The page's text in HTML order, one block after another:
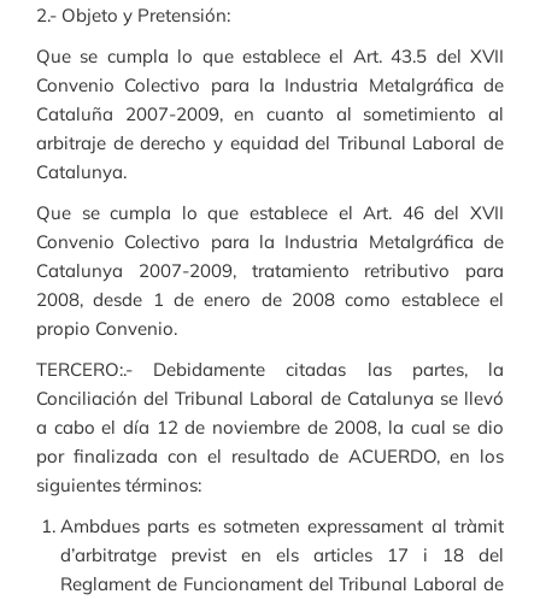
2.- Objeto y Pretensión:
Que se cumpla lo que establece el Art. 43.5 del XVII
Convenio Colectivo para la Industria Metalgráfica de
Cataluña 2007-2009, en cuanto al sometimiento al
arbitraje de derecho y equidad del Tribunal Laboral de
Catalunya.
Que se cumpla lo que establece el Art. 46 del XVII
Convenio Colectivo para la Industria Metalgráfica de
Catalunya 2007-2009, tratamiento retributivo para
2008, desde 1 de enero de 2008 como establece el
propio Convenio.
TERCERO:.- Debidamente citadas las partes, la
Conciliación del Tribunal Laboral de Catalunya se llevó
a cabo el día 12 de noviembre de 2008, la cual se dio
por finalizada con el resultado de ACUERDO, en los
siguientes términos:
Ambdues parts es sotmeten expressament al tràmit
d’arbitratge previst en els articles 17 i 18 del
Reglament de Funcionament del Tribunal Laboral de